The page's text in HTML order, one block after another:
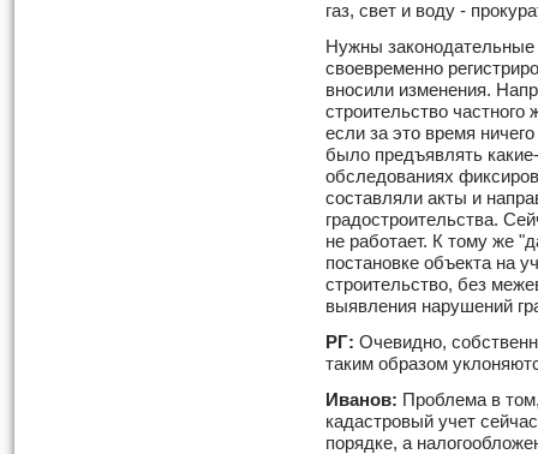
газ, свет и воду -
Нужны
своевременно
вносили изменения.
строительство частного
если за это время
было предъявлять
обследованиях
составляли акты и
градостроительства.
не работает. К тому же
постановке объекта на
строительство, без
выявления нарушений
РГ: Очевидно,
таким образом
Иванов: Проблема в
кадастровый учет
порядке, а